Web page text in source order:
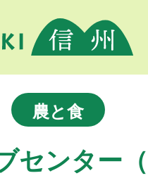
農と食
センター